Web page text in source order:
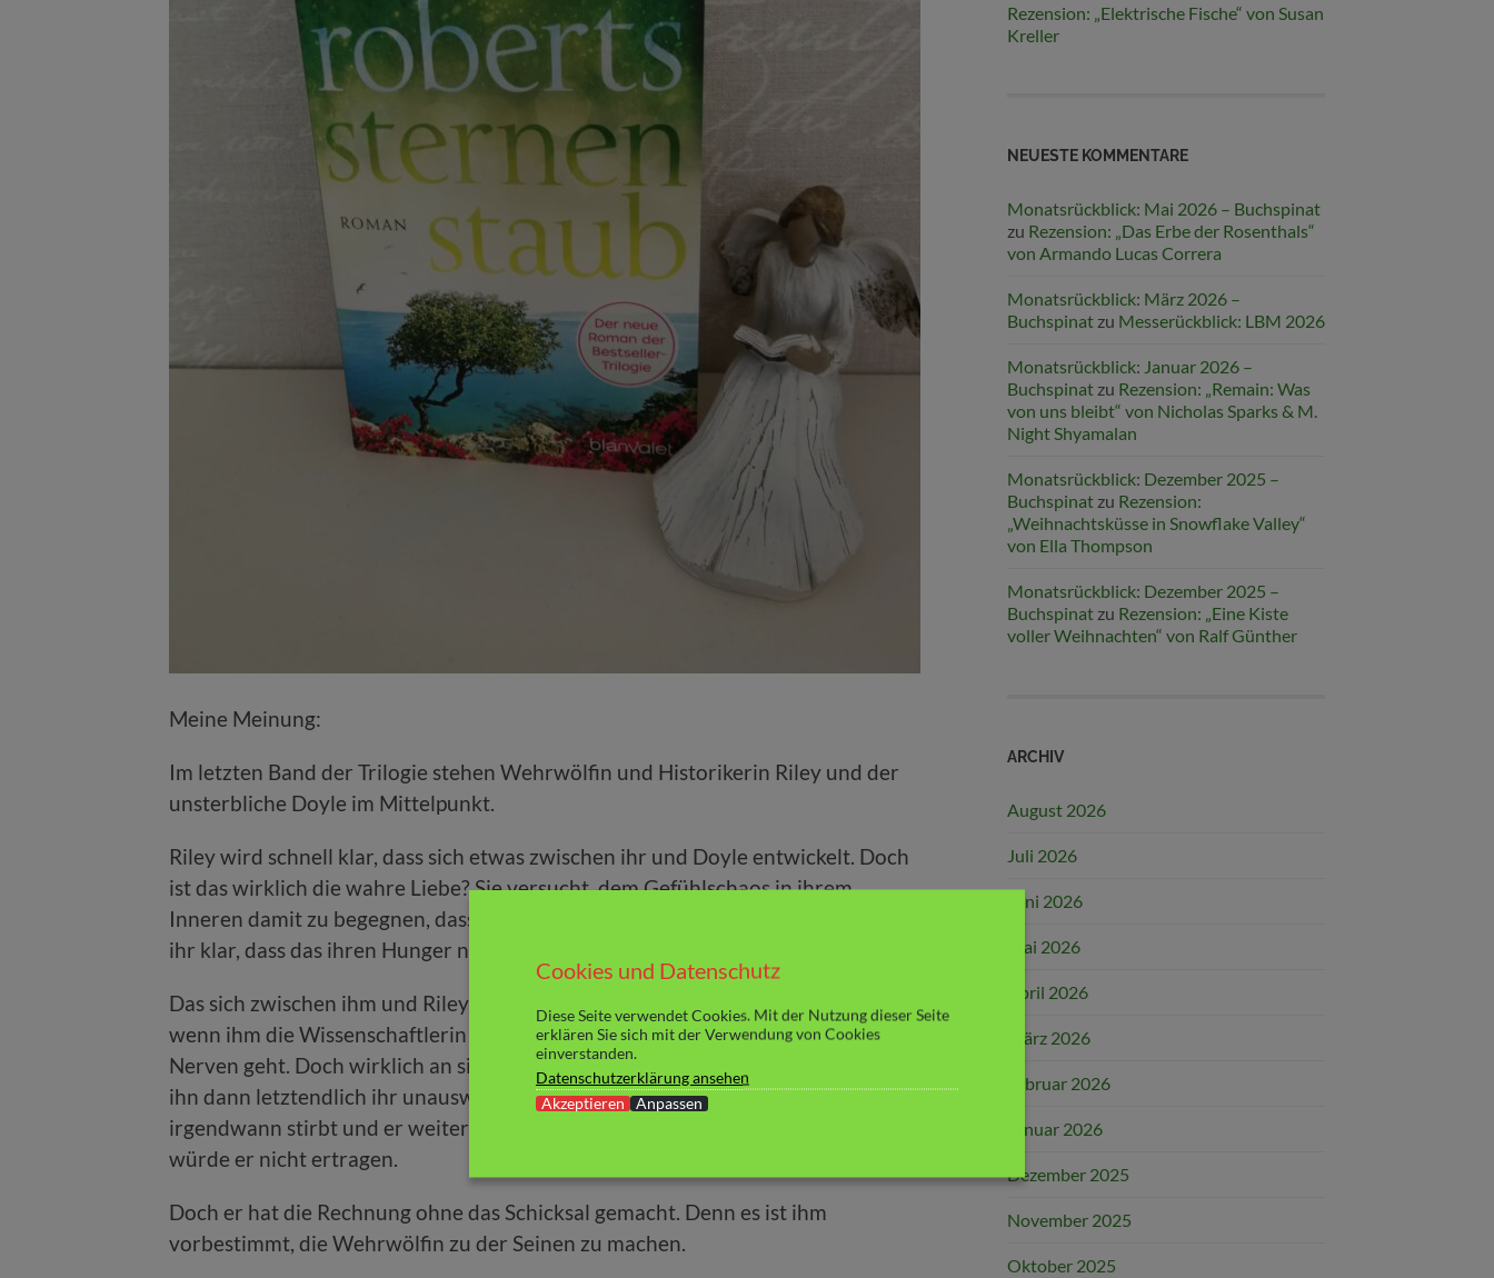
Meine Meinung:
Im letzten Band der Trilogie stehen Wehrwölfin und Historikerin Riley und der
unsterbliche Doyle im Mittelpunkt.
Riley wird schnell klar, dass sich etwas zwischen ihr und Doyle entwickelt. Doch
ist das wirklich die wahre Liebe? Sie versucht, dem Gefühlschaos in ihrem
Inneren damit zu begegnen, dass sie mit Doyle im Bett landet. Doch schnell wird
ihr klar, dass das ihren Hunger nach ihm nicht stillen wird.
Das sich zwischen ihm und Riley etwas entwickelt, ist Doyle schnell klar. Auch
wenn ihm die Wissenschaftlerin mit ihrer Art immer wieder gehörig auf die
Nerven geht. Doch wirklich an sich heran lassen will er sie nicht. Zu sehr wird
ihn dann letztendlich ihr unausweichlicher Tod schmerzen, wenn sie
irgendwann stirbt und er weiterleben muss. Ohne sie. Bis in alle Ewigkeit. Das
würde er nicht ertragen.
Doch er hat die Rechnung ohne das Schicksal gemacht. Denn es ist ihm
vorbestimmt, die Wehrwölfin zu der Seinen zu machen.
Rezension: „Elektrische Fische“ von Susan
Kreller
NEUESTE KOMMENTARE
Monatsrückblick: Mai 2026 – Buchspinat
zu Rezension: „Das Erbe der Rosenthals“
von Armando Lucas Correra
Monatsrückblick: März 2026 –
Buchspinat zu Messerückblick: LBM 2026
Monatsrückblick: Januar 2026 –
Buchspinat zu Rezension: „Remain: Was
von uns bleibt“ von Nicholas Sparks & M.
Night Shyamalan
Monatsrückblick: Dezember 2025 –
Buchspinat zu Rezension:
„Weihnachtsküsse in Snowflake Valley“
von Ella Thompson
Monatsrückblick: Dezember 2025 –
Buchspinat zu Rezension: „Eine Kiste
voller Weihnachten“ von Ralf Günther
ARCHIV
August 2026
Juli 2026
Juni 2026
Mai 2026
April 2026
März 2026
Februar 2026
Januar 2026
Dezember 2025
November 2025
Oktober 2025
Cookies und Datenschutz
Diese Seite verwendet Cookies. Mit der Nutzung dieser Seite
erklären Sie sich mit der Verwendung von Cookies
einverstanden.
Datenschutzerklärung ansehen
Akzeptieren
Anpassen